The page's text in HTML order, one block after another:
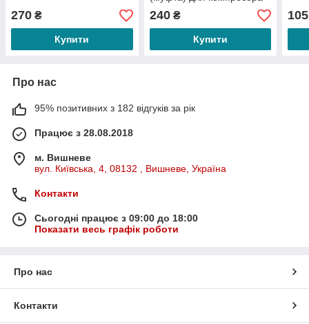
270 ₴
Купити
DN 7,2 зовнішня різьба
BSP
240₴
Купити
105
Про нас
95% позитивних з 182 відгуків за рік
Працює з 28.08.2018
м. Вишневе
вул. Київська, 4, 08132 , Вишневе, Україна
Контакти
Сьогодні працює з 09:00 до 18:00
Показати весь графік роботи
Про нас
Контакти